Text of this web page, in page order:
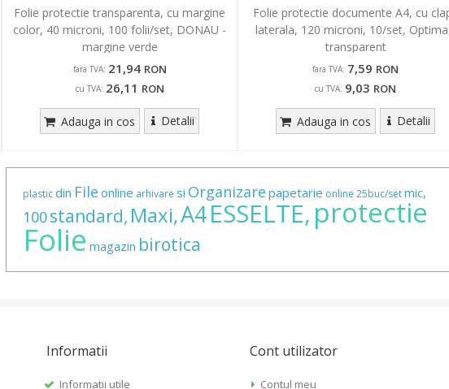
Folie protectie transparenta, cu margine
color, 40 microni, 100 folii/set, DONAU -
margine verde
fara TVA: 21,94 RON
cu TVA: 26,11 RON
Adauga in cos Detalii
Folie protectie documente A4, cu
laterala, 120 microni, 10/set,
transparent
fara TVA: 7,59 RON
cu TVA: 9,03 RON
Adauga in cos Detalii
plasticdin File online arhivare si Organizare papetarie online 25buc/setmic,
100standard, Maxi,A4ESSELTE,protectie
Folie magazin birotica
Informatii
Informatii utile
Cont utilizator
Contul meu